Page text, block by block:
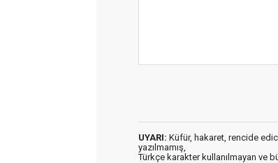
UYARI: Küfür, hakaret, rencide
yazılmamış,
Türkçe karakter kullanılmayan ve